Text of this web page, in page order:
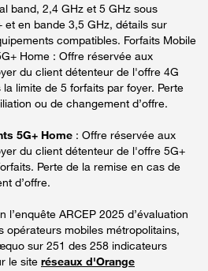
band, 2,4 GHz et 5 GHz sous
en bande 3,5 GHz, détails sur
compatibles. Forfaits Mobile
Home : Offre réservée aux
du client détenteur de l'offre 4G
limite de 5 forfaits par foyer. Perte
ou de changement d’offre.
5G+ Home : Offre réservée aux
du client détenteur de l'offre 5G+
Perte de la remise en cas de
d’offre.
l’enquête ARCEP 2025 d’évaluation
opérateurs mobiles métropolitains,
sur 251 des 258 indicateurs
le site réseaux d'Orange